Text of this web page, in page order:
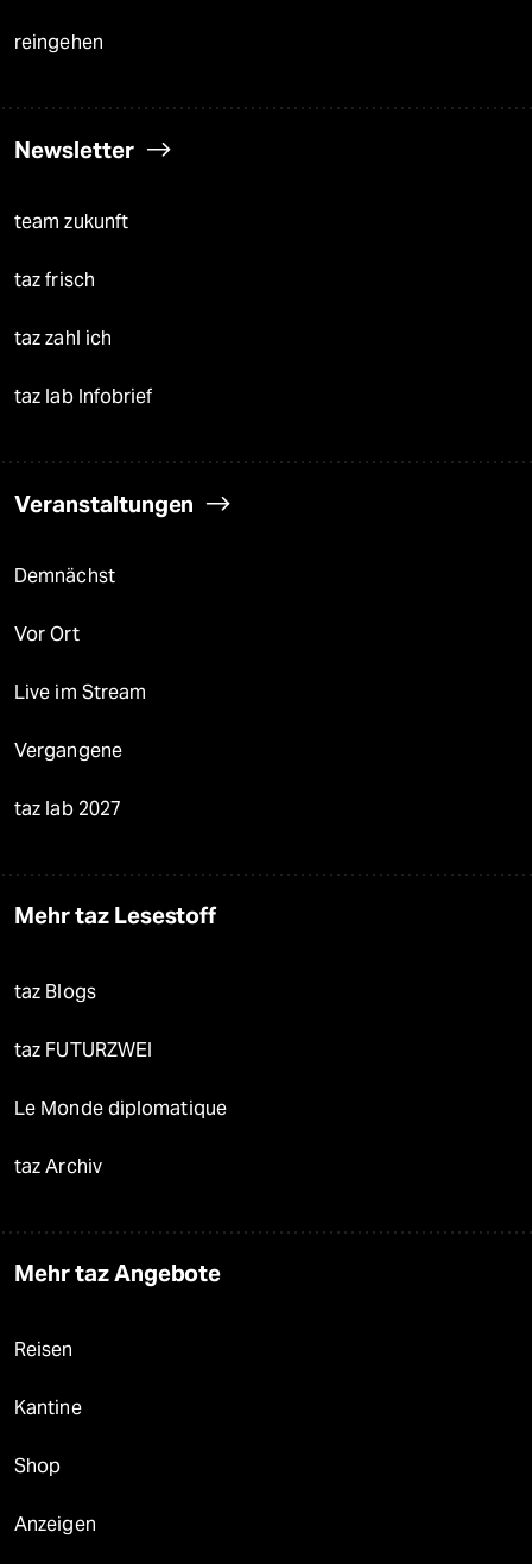
reingehen
Newsletter
team zukunft
taz frisch
taz zahl ich
taz lab Infobrief
Veranstaltungen
Demnächst
Vor Ort
Live im Stream
Vergangene
taz lab 2027
Mehr taz Lesestoff
taz Blogs
taz FUTURZWEI
Le Monde diplomatique
taz Archiv
Mehr taz Angebote
Reisen
Kantine
Shop
Anzeigen